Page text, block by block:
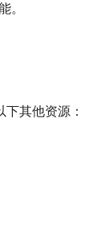
。
其他资源：